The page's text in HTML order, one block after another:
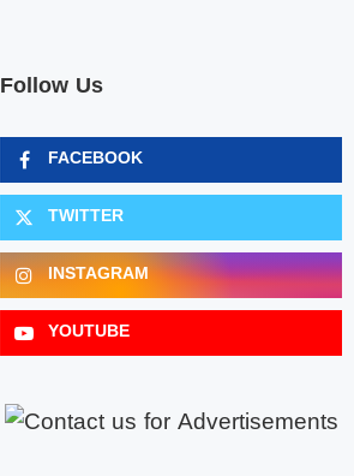
Follow Us
FACEBOOK
TWITTER
INSTAGRAM
YOUTUBE